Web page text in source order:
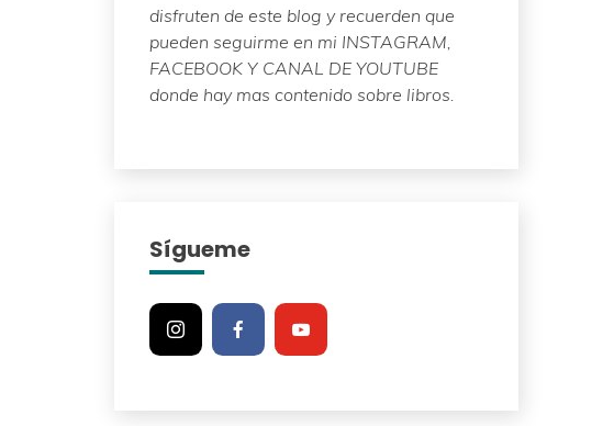
disfruten de este blog y recuerden que
pueden seguirme en mi INSTAGRAM,
FACEBOOK Y CANAL DE YOUTUBE
donde hay mas contenido sobre libros.
Sígueme